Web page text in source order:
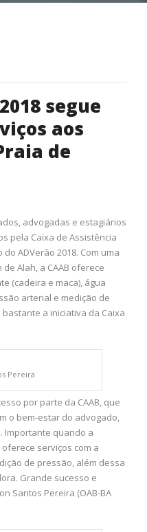
segue
aos
de
advogadas e estagiários
pela Caixa de Assistência
ADVerão 2018. Com uma
Alah, a CAAB oferece
(cadeira e maca), água
arterial e medição de
a iniciativa da Caixa
Pereira
por parte da CAAB, que
o bem-estar do advogado,
Importante quando a
serviços com a
de pressão, além dessa
Grande sucesso e
Santos Pereira (OAB-BA